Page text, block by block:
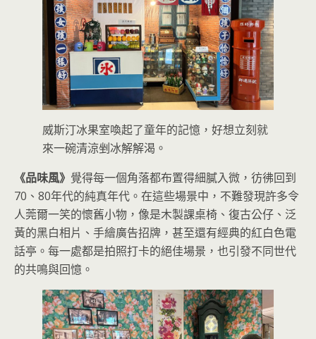
威斯汀冰果室喚起了童年的記憶，好想立刻就
來一碗清涼剉冰解解渴。
《品味風》 覺得每一個角落都布置得細膩入微，彷彿回到
70、80年代的純真年代。在這些場景中，不難發現許多令
人莞爾一笑的懷舊小物，像是木製課桌椅、復古公仔、泛
黃的黑白相片、手繪廣告招牌，甚至還有經典的紅白色電
話亭。每一處都是拍照打卡的絕佳場景，也引發不同世代
的共鳴與回憶。